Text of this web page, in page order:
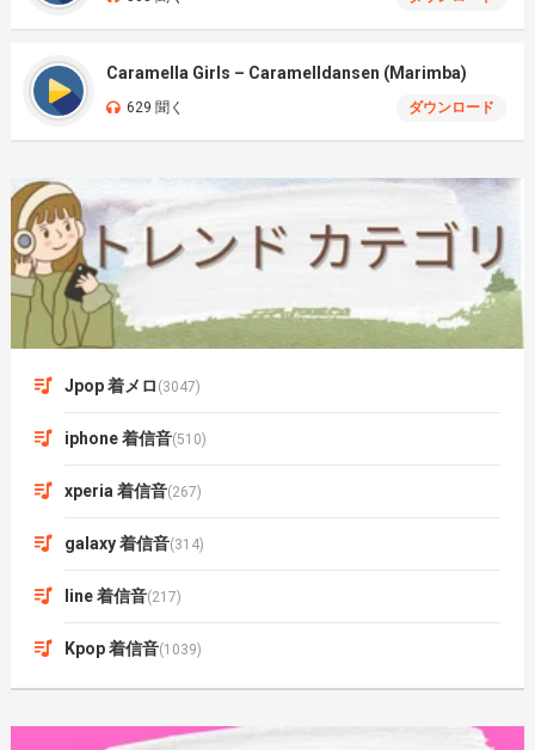
Caramella Girls – Caramelldansen (Marimba)
629 聞く ダウンロード
Jpop 着メロ (3047)
iphone 着信音(510)
xperia 着信音(267)
galaxy 着信音(314)
line 着信音(217)
Kpop 着信音(1039)